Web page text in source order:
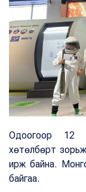
Одоогоор 12
хөтөлбөрт
ирж байна.
байгаа.